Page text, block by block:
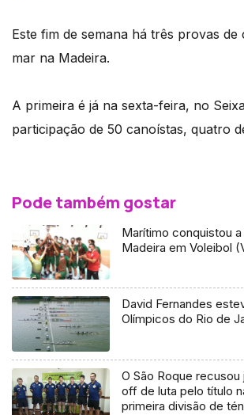
Este fim de semana há três provas de
mar na Madeira.
A primeira é já na sexta-feira, no
participação de 50 canoístas, quatro
Pode também gostar
Marítimo conquistou
Madeira em Voleibol
David Fernandes
Olímpicos do Rio de
O São Roque
off de luta pelo título
primeira divisão de